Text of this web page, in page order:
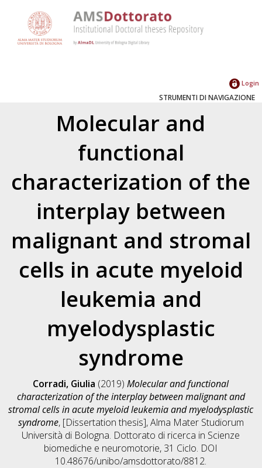
Login
STRUMENTI DI NAVIGAZIONE
Molecular and
functional
characterization of the
interplay between
malignant and stromal
cells in acute myeloid
leukemia and
myelodysplastic
syndrome
Corradi, Giulia (2019)Molecular and functional
characterization of the interplay between malignant and
stromal cells in acute myeloid leukemia and myelodysplastic
syndrome, [Dissertation thesis], Alma Mater Studiorum
Università di Bologna. Dottorato di ricerca in Scienze
biomediche e neuromotorie, 31 Ciclo. DOI
10.48676/unibo/amsdottorato/8812.